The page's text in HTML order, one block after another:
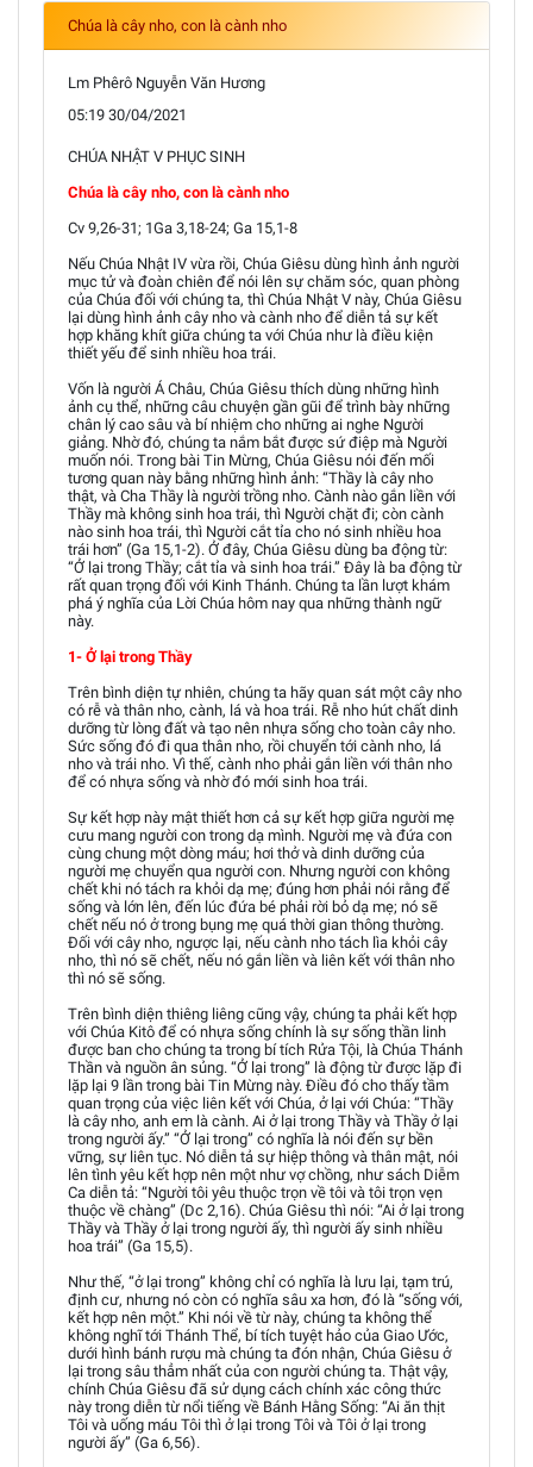
Chúa là cây nho, con là cành nho
Lm Phêrô Nguyễn Văn Hương
05:19 30/04/2021
CHÚA NHẬT V PHỤC SINH
Chúa là cây nho, con là cành nho
Cv 9,26-31; 1Ga 3,18-24; Ga 15,1-8
Nếu Chúa Nhật IV vừa rồi, Chúa Giêsu dùng hình ảnh người
mục tử và đoàn chiên để nói lên sự chăm sóc, quan phòng
của Chúa đối với chúng ta, thì Chúa Nhật V này, Chúa Giêsu
lại dùng hình ảnh cây nho và cành nho để diễn tả sự kết
hợp khăng khít giữa chúng ta với Chúa như là điều kiện
thiết yếu để sinh nhiều hoa trái.
Vốn là người Á Châu, Chúa Giêsu thích dùng những hình
ảnh cụ thể, những câu chuyện gần gũi để trình bày những
chân lý cao sâu và bí nhiệm cho những ai nghe Người
giảng. Nhờ đó, chúng ta nắm bắt được sứ điệp mà Người
muốn nói. Trong bài Tin Mừng, Chúa Giêsu nói đến mối
tương quan này bằng những hình ảnh: “Thầy là cây nho
thật, và Cha Thầy là người trồng nho. Cành nào gắn liền với
Thầy mà không sinh hoa trái, thì Người chặt đi; còn cành
nào sinh hoa trái, thì Người cắt tỉa cho nó sinh nhiều hoa
trái hơn” (Ga 15,1-2). Ở đây, Chúa Giêsu dùng ba động từ:
“Ở lại trong Thầy; cắt tỉa và sinh hoa trái.” Đây là ba động từ
rất quan trọng đối với Kinh Thánh. Chúng ta lần lượt khám
phá ý nghĩa của Lời Chúa hôm nay qua những thành ngữ
này.
1- Ở lại trong Thầy
Trên bình diện tự nhiên, chúng ta hãy quan sát một cây nho
có rễ và thân nho, cành, lá và hoa trái. Rễ nho hút chất dinh
dưỡng từ lòng đất và tạo nên nhựa sống cho toàn cây nho.
Sức sống đó đi qua thân nho, rồi chuyển tới cành nho, lá
nho và trái nho. Vì thế, cành nho phải gắn liền với thân nho
để có nhựa sống và nhờ đó mới sinh hoa trái.
Sự kết hợp này mật thiết hơn cả sự kết hợp giữa người mẹ
cưu mang người con trong dạ mình. Người mẹ và đứa con
cùng chung một dòng máu; hơi thở và dinh dưỡng của
người mẹ chuyển qua người con. Nhưng người con không
chết khi nó tách ra khỏi dạ mẹ; đúng hơn phải nói rằng để
sống và lớn lên, đến lúc đứa bé phải rời bỏ dạ mẹ; nó sẽ
chết nếu nó ở trong bụng mẹ quá thời gian thông thường.
Đối với cây nho, ngược lại, nếu cành nho tách lìa khỏi cây
nho, thì nó sẽ chết, nếu nó gắn liền và liên kết với thân nho
thì nó sẽ sống.
Trên bình diện thiêng liêng cũng vậy, chúng ta phải kết hợp
với Chúa Kitô để có nhựa sống chính là sự sống thần linh
được ban cho chúng ta trong bí tích Rửa Tội, là Chúa Thánh
Thần và nguồn ân sủng. “Ở lại trong” là động từ được lặp đi
lặp lại 9 lần trong bài Tin Mừng này. Điều đó cho thấy tầm
quan trọng của việc liên kết với Chúa, ở lại với Chúa: “Thầy
là cây nho, anh em là cành. Ai ở lại trong Thầy và Thầy ở lại
trong người ấy.” “Ở lại trong” có nghĩa là nói đến sự bền
vững, sự liên tục. Nó diễn tả sự hiệp thông và thân mật, nói
lên tình yêu kết hợp nên một như vợ chồng, như sách Diễm
Ca diễn tả: “Người tôi yêu thuộc trọn về tôi và tôi trọn vẹn
thuộc về chàng” (Dc 2,16). Chúa Giêsu thì nói: “Ai ở lại trong
Thầy và Thầy ở lại trong người ấy, thì người ấy sinh nhiều
hoa trái” (Ga 15,5).
Như thế, “ở lại trong” không chỉ có nghĩa là lưu lại, tạm trú,
định cư, nhưng nó còn có nghĩa sâu xa hơn, đó là “sống với,
kết hợp nên một.” Khi nói về từ này, chúng ta không thể
không nghĩ tới Thánh Thể, bí tích tuyệt hảo của Giao Ước,
dưới hình bánh rượu mà chúng ta đón nhận, Chúa Giêsu ở
lại trong sâu thẳm nhất của con người chúng ta. Thật vậy,
chính Chúa Giêsu đã sử dụng cách chính xác công thức
này trong diễn từ nổi tiếng về Bánh Hằng Sống: “Ai ăn thịt
Tôi và uống máu Tôi thì ở lại trong Tôi và Tôi ở lại trong
người ấy” (Ga 6,56).